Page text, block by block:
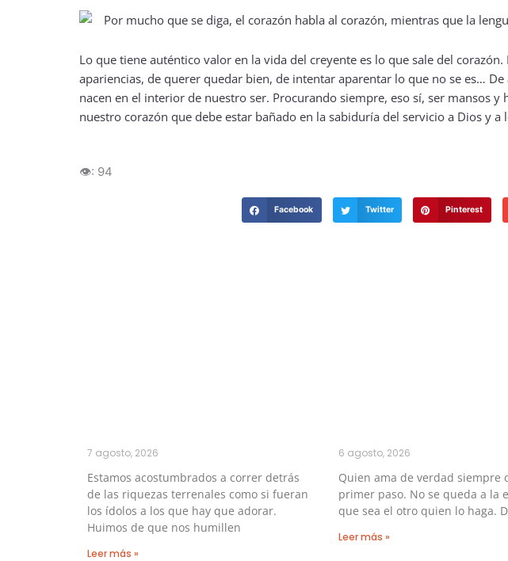
Lo que tiene auténtico valor en la vida del creyente es lo que sale del
apariencias, de querer quedar bien, de intentar aparentar lo que no se es…
nacen en el interior de nuestro ser. Procurando siempre, eso sí, ser mansos
nuestro corazón que debe estar bañado en la sabiduría del servicio a Dios y a
👁️: 94
Facebook Twitter Pinterest
7 agosto, 2026
Estamos acostumbrados a correr detrás
de las riquezas terrenales como si fueran
los ídolos a los que hay que adorar.
Huimos de que nos humillen
Leer más »
6 agosto, 2026
Quien ama de verdad siempre
primer paso. No se queda a la
que sea el otro quien lo haga.
Leer más »